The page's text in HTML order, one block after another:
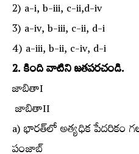
2) a-i, b-iii, c-ii,d-iv
3) a-iv, b-iii, c-ii, d-i
4) a-iii, b-ii, c-iv, d-i
2. కింది వాటిని జతపరచండి.
జాబితాII
a) భారత్‌లో అత్యధిక పేదరికం